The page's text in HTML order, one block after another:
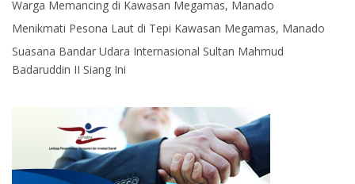
Warga Memancing di Kawasan Megamas, Manado
Menikmati Pesona Laut di Tepi Kawasan Megamas, Manado
Suasana Bandar Udara Internasional Sultan Mahmud
Badaruddin II Siang Ini